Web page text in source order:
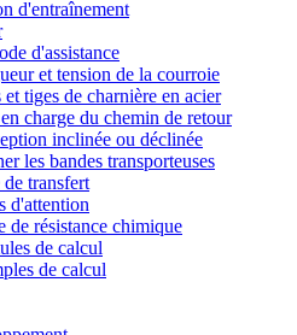
d'entraînement
d'assistance
et tension de la courroie
tiges de charnière en acier
charge du chemin de retour
inclinée ou déclinée
les bandes transporteuses
de transfert
d'attention
de résistance chimique
de calcul
de calcul